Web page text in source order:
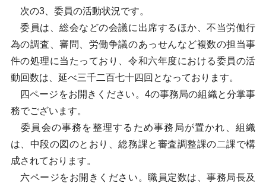
次の3、委員の活動状況です。
委員は、総会などの会議に出席するほか、不当労働行
為の調査、審問、労働争議のあっせんなど複数の担当事
件の処理に当たっており、令和六年度における委員の活
動回数は、延べ三千二百七十四回となっております。
四ページをお開きください。4の事務局の組織と分掌事
務でございます。
委員会の事務を整理するため事務局が置かれ、組織
は、中段の図のとおり、総務課と審査調整課の二課で構
成されております。
六ページをお開きください。職員定数は、事務局長及